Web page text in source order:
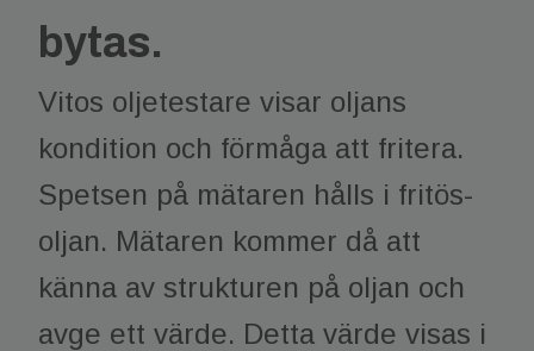
bytas.​​​​​​​
Vitos oljetestare visar oljans
kondition och förmåga att fritera.
Spetsen på mätaren hålls i fritös-
oljan. Mätaren kommer då att
känna av strukturen på oljan och
avge ett värde. Detta värde visas i